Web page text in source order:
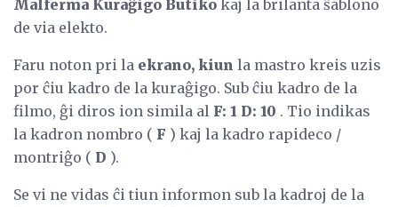
Malferma Kuraĝigo Butiko kaj la brilanta ŝablono
de via elekto.
Faru noton pri la ekrano, kiun la mastro kreis uzis
por ĉiu kadro de la kuraĝigo. Sub ĉiu kadro de la
filmo, ĝi diros ion simila al F: 1 D: 10 . Tio indikas
la kadron nombro ( F ) kaj la kadro rapideco /
montriĝo ( D ).
Se vi ne vidas ĉi tiun informon sub la kadroj de la